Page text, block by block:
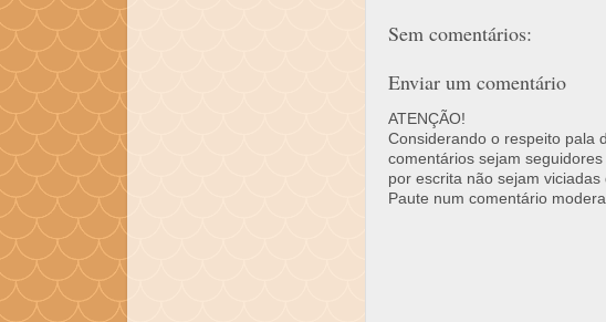
Sem comentários:
Enviar um comentário
ATENÇÃO!
Considerando o respeito pala
comentários sejam
por escrita não sejam
Paute num comentário